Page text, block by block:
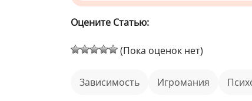
Оцените Статью:
(Пока оценок нет)
зависимость игромания